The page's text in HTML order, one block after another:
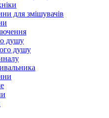
для змішувачів
душу
душу